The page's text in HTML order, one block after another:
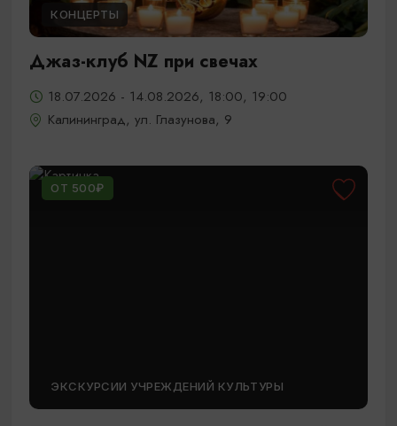
КОНЦЕРТЫ
Джаз-клуб NZ при свечах
18.07.2026 - 14.08.2026, 18:00, 19:00
Калининград, ул. Глазунова, 9
ОТ 500₽
ЭКСКУРСИИ УЧРЕЖДЕНИЙ КУЛЬТУРЫ